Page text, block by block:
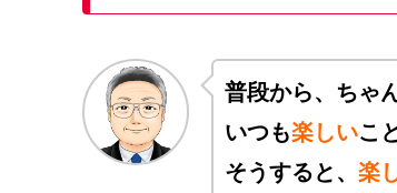
普段から、ちゃ
いつも楽しいこ
そうすると、 楽